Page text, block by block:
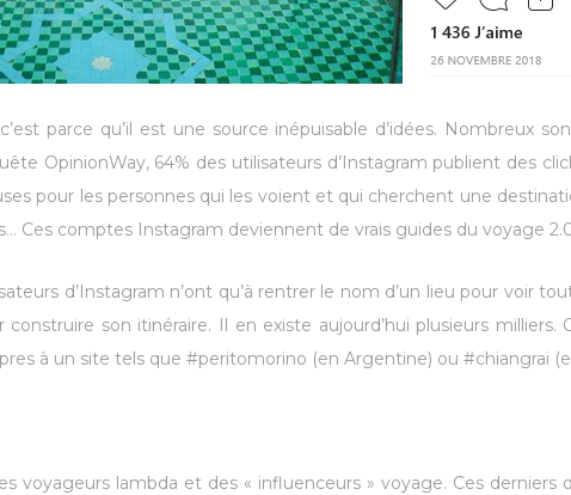
parce qu’il est une source inépuisable d’idées. Nombreux
OpinionWay, 64% des utilisateurs d’Instagram publient des
pour les personnes qui les voient et qui cherchent une
Ces comptes Instagram deviennent de vrais guides du voyage
d’Instagram n’ont qu’à rentrer le nom d’un lieu pour voir
son itinéraire. Il en existe aujourd’hui plusieurs
à un site tels que #peritomorino (en Argentine) ou #chiangrai
voyageurs lambda et des « influenceurs » voyage. Ces